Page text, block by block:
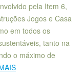
pela Item 6,
Jogos e Casa
em todos os
tanto na
o máximo de